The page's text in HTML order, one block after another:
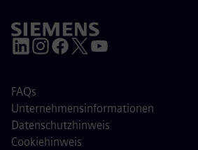
FAQs
Unternehmensinformationen
Datenschutzhinweis
Cookiehinweis